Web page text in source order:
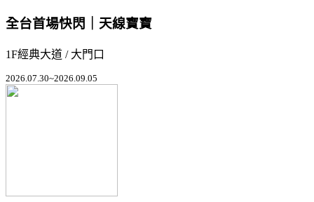
全台首場快閃｜天線寶寶
1F經典大道 / 大門口
2026.07.30~2026.09.05